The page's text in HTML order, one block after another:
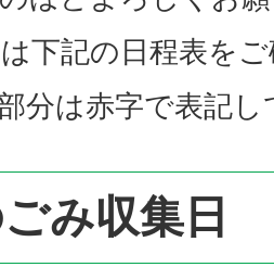
下記の日程表を
部分は赤字で表記
み収集日